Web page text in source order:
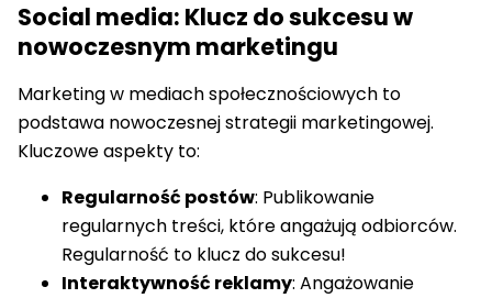
Social media: Klucz do sukcesu w
nowoczesnym marketingu
Marketing w mediach społecznościowych to
podstawa nowoczesnej strategii marketingowej.
Kluczowe aspekty to:
Regularność postów: Publikowanie
regularnych treści, które angażują odbiorców.
Regularność to klucz do sukcesu!
Interaktywność reklamy: Angażowanie